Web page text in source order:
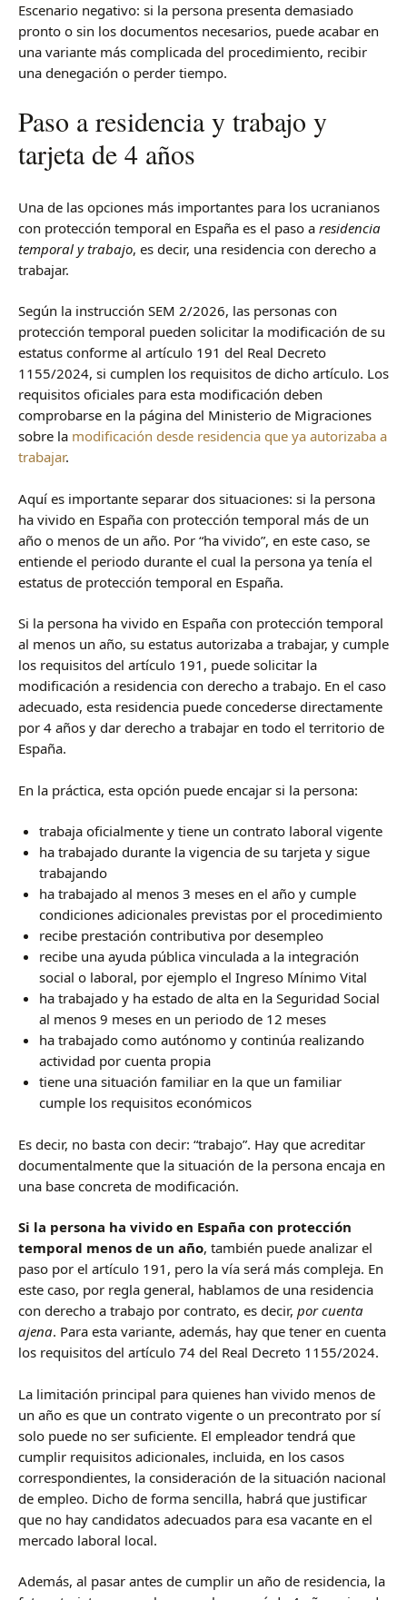
Escenario negativo: si la persona presenta demasiado
pronto o sin los documentos necesarios, puede acabar en
una variante más complicada del procedimiento, recibir
una denegación o perder tiempo.
Paso a residencia y trabajo y
tarjeta de 4 años
Una de las opciones más importantes para los ucranianos
con protección temporal en España es el paso a residencia
temporal y trabajo, es decir, una residencia con derecho a
trabajar.
Según la instrucción SEM 2/2026, las personas con
protección temporal pueden solicitar la modificación de su
estatus conforme al artículo 191 del Real Decreto
1155/2024, si cumplen los requisitos de dicho artículo. Los
requisitos oficiales para esta modificación deben
comprobarse en la página del Ministerio de Migraciones
sobre la modificación desde residencia que ya autorizaba a
trabajar.
Aquí es importante separar dos situaciones: si la persona
ha vivido en España con protección temporal más de un
año o menos de un año. Por “ha vivido”, en este caso, se
entiende el periodo durante el cual la persona ya tenía el
estatus de protección temporal en España.
Si la persona ha vivido en España con protección temporal
al menos un año, su estatus autorizaba a trabajar, y cumple
los requisitos del artículo 191, puede solicitar la
modificación a residencia con derecho a trabajo. En el caso
adecuado, esta residencia puede concederse directamente
por 4 años y dar derecho a trabajar en todo el territorio de
España.
En la práctica, esta opción puede encajar si la persona:
trabaja oficialmente y tiene un contrato laboral vigente
ha trabajado durante la vigencia de su tarjeta y sigue
trabajando
ha trabajado al menos 3 meses en el año y cumple
condiciones adicionales previstas por el procedimiento
recibe prestación contributiva por desempleo
recibe una ayuda pública vinculada a la integración
social o laboral, por ejemplo el Ingreso Mínimo Vital
ha trabajado y ha estado de alta en la Seguridad Social
al menos 9 meses en un periodo de 12 meses
ha trabajado como autónomo y continúa realizando
actividad por cuenta propia
tiene una situación familiar en la que un familiar
cumple los requisitos económicos
Es decir, no basta con decir: “trabajo”. Hay que acreditar
documentalmente que la situación de la persona encaja en
una base concreta de modificación.
Si la persona ha vivido en España con protección
temporal menos de un año, también puede analizar el
paso por el artículo 191, pero la vía será más compleja. En
este caso, por regla general, hablamos de una residencia
con derecho a trabajo por contrato, es decir, por cuenta
ajena. Para esta variante, además, hay que tener en cuenta
los requisitos del artículo 74 del Real Decreto 1155/2024.
La limitación principal para quienes han vivido menos de
un año es que un contrato vigente o un precontrato por sí
solo puede no ser suficiente. El empleador tendrá que
cumplir requisitos adicionales, incluida, en los casos
correspondientes, la consideración de la situación nacional
de empleo. Dicho de forma sencilla, habrá que justificar
que no hay candidatos adecuados para esa vacante en el
mercado laboral local.
Además, al pasar antes de cumplir un año de residencia, la